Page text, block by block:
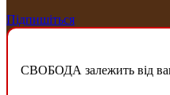
Підпишіться
СВОБОДА залежить від